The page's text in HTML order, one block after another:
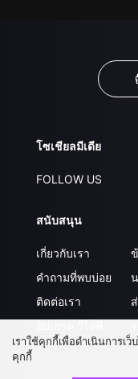
โซเชียลมีเดีย
FOLLOW US
สนับสนุน
เกี่ยวกับเรา
คำถามที่พบบ่อย
ติดต่อเรา
เราใช้คุกกี้เพื่อดำเนินการเ
คุกกี้